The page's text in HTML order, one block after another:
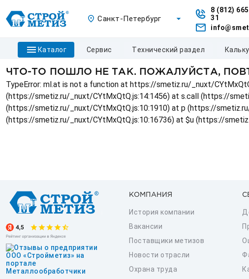
Санкт-Петербург
8 (812)
31
каталог сервис технический раздел
ЧТО-ТО ПОШЛО НЕ ТАК. ПОЖАЛУЙСТА,
TypeError: ml.at is not a function at https://smetiz.ru/_nuxt/
(https://smetiz.ru/_nuxt/CYtMxQtQ.js:14:1456) at s.call (https://
(https://smetiz.ru/_nuxt/CYtMxQtQ.js:10:1910) at p (https://
(https://smetiz.ru/_nuxt/CYtMxQtQ.js:10:16736) at $u (https://
КОМПАНИЯ
История компании
Вакансии
Поставщики метизов
Новости отрасли
Охрана труда